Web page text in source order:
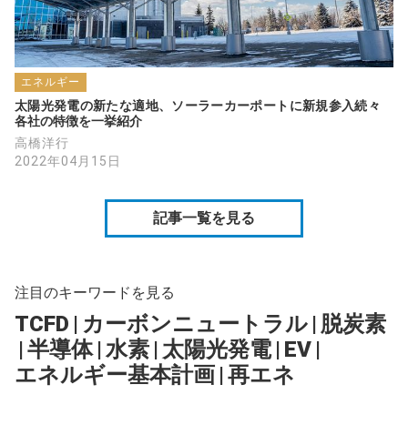
エネルギー
太陽光発電の新たな適地、ソーラーカーポートに新規参入続々
各社の特徴を一挙紹介
高橋洋行
2022年04月15日
記事一覧を見る
注目のキーワードを見る
TCFD | カーボンニュートラル | 脱炭素
|半導体 |水素 | 太陽光発電 | EV |
エネルギー基本計画 |再エネ